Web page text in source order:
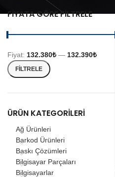
FIYATA GÖRE FILTRELE
FILTRELE
Fiyat: 132.380₺ — 132.390₺
ÜRÜN KATEGORILERI
Ağ Ürünleri
Barkod Ürünleri
Baskı Çözümleri
Bilgisayar Parçaları
Bilgisayarlar